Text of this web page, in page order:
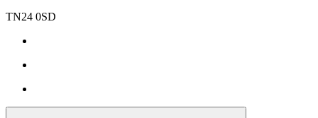
TN24 0SD